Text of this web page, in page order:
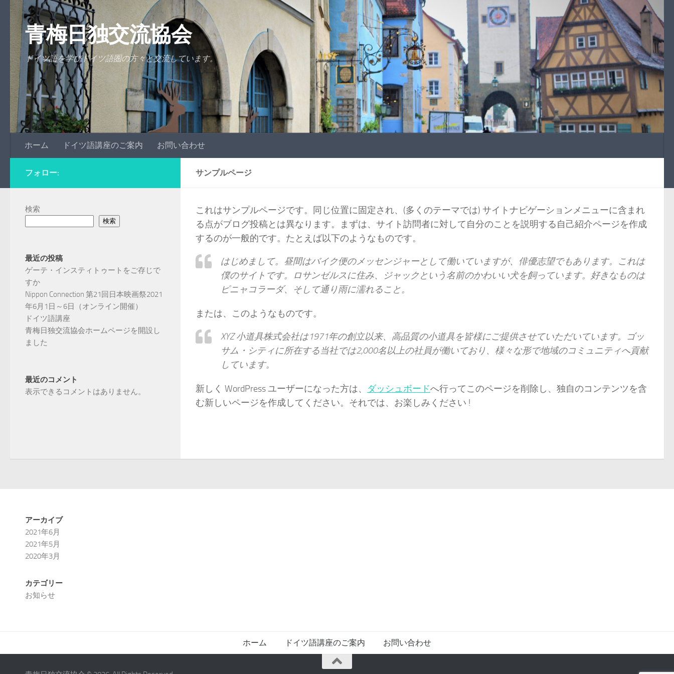
コンテンツへスキップ
青梅日独交流協会
ドイツ語を学びドイツ語圏の方々と交流しています。
ホーム ドイツ語講座のご案内 お問い合わせ
サンプルページ
これはサンプルページです。同じ位置に固定され、(多くのテーマでは) サイトナビゲーションメニューに含まれ
る点がブログ投稿とは異なります。まずは、サイト訪問者に対して自分のことを説明する自己紹介ページを作成
するのが一般的です。たとえば以下のようなものです。
はじめまして。昼間はバイク便のメッセンジャーとして働いていますが、俳優志望でもあります。これは
僕のサイトです。ロサンゼルスに住み、ジャックという名前のかわいい犬を飼っています。好きなものは
ピニャコラーダ、そして通り雨に濡れること。
または、このようなものです。
XYZ 小道具株式会社は1971年の創立以来、高品質の小道具を皆様にご提供させていただいています。ゴッ
サム・シティに所在する当社では2,000名以上の社員が働いており、様々な形で地域のコミュニティへ貢献
しています。
新しく WordPress ユーザーになった方は、 ダッシュボードへ行ってこのページを削除し、独自のコンテンツを含
む新しいページを作成してください。それでは、お楽しみください !
フォロー:
検索
検索
最近の投稿
ゲーテ・インスティトゥートをご存じで
すか
Nippon Connection 第21回日本映画祭2021
年6月1日～6日（オンライン開催）
ドイツ語講座
青梅日独交流協会ホームページを開設し
ました
最近のコメント
表示できるコメントはありません。
アーカイブ
2021年6月
2021年5月
2020年3月
カテゴリー
お知らせ
ホーム ドイツ語講座のご案内 お問い合わせ